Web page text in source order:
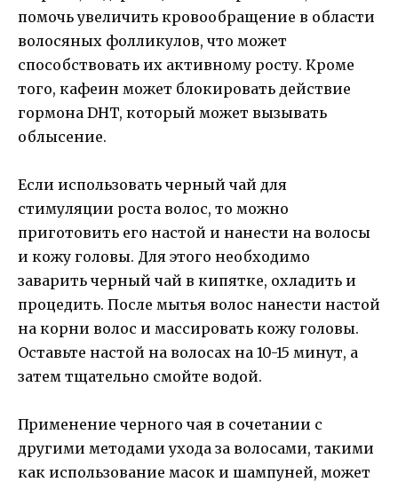
помочь увеличить кровообращение в области
волосяных фолликулов, что может
способствовать их активному росту. Кроме
того, кафеин может блокировать действие
гормона DHT, который может вызывать
облысение.
Если использовать черный чай для
стимуляции роста волос, то можно
приготовить его настой и нанести на волосы
и кожу головы. Для этого необходимо
заварить черный чай в кипятке, охладить и
процедить. После мытья волос нанести настой
на корни волос и массировать кожу головы.
Оставьте настой на волосах на 10-15 минут, а
затем тщательно смойте водой.
Применение черного чая в сочетании с
другими методами ухода за волосами, такими
как использование масок и шампуней, может